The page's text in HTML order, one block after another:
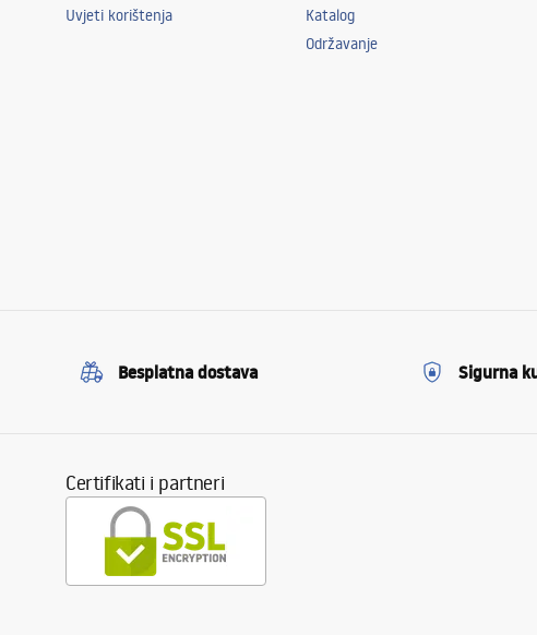
Uvjeti korištenja
Katalog
Održavanje
Besplatna dostava Sigurna
Certifikati i partneri